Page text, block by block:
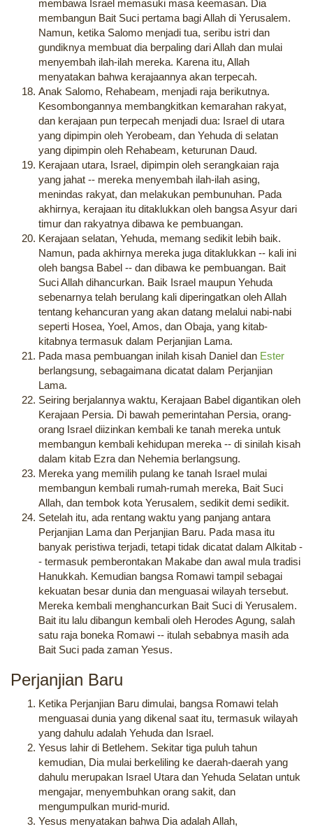
membawa Israel memasuki masa keemasan. Dia
membangun Bait Suci pertama bagi Allah di Yerusalem.
Namun, ketika Salomo menjadi tua, seribu istri dan
gundiknya membuat dia berpaling dari Allah dan mulai
menyembah ilah-ilah mereka. Karena itu, Allah
menyatakan bahwa kerajaannya akan terpecah.
Anak Salomo, Rehabeam, menjadi raja berikutnya.
Kesombongannya membangkitkan kemarahan rakyat,
dan kerajaan pun terpecah menjadi dua: Israel di utara
yang dipimpin oleh Yerobeam, dan Yehuda di selatan
yang dipimpin oleh Rehabeam, keturunan Daud.
Kerajaan utara, Israel, dipimpin oleh serangkaian raja
yang jahat -- mereka menyembah ilah-ilah asing,
menindas rakyat, dan melakukan pembunuhan. Pada
akhirnya, kerajaan itu ditaklukkan oleh bangsa Asyur dari
timur dan rakyatnya dibawa ke pembuangan.
Kerajaan selatan, Yehuda, memang sedikit lebih baik.
Namun, pada akhirnya mereka juga ditaklukkan -- kali ini
oleh bangsa Babel -- dan dibawa ke pembuangan. Bait
Suci Allah dihancurkan. Baik Israel maupun Yehuda
sebenarnya telah berulang kali diperingatkan oleh Allah
tentang kehancuran yang akan datang melalui nabi-nabi
seperti Hosea, Yoel, Amos, dan Obaja, yang kitab-
kitabnya termasuk dalam Perjanjian Lama.
Pada masa pembuangan inilah kisah Daniel dan Ester
berlangsung, sebagaimana dicatat dalam Perjanjian
Lama.
Seiring berjalannya waktu, Kerajaan Babel digantikan oleh
Kerajaan Persia. Di bawah pemerintahan Persia, orang-
orang Israel diizinkan kembali ke tanah mereka untuk
membangun kembali kehidupan mereka -- di sinilah kisah
dalam kitab Ezra dan Nehemia berlangsung.
Mereka yang memilih pulang ke tanah Israel mulai
membangun kembali rumah-rumah mereka, Bait Suci
Allah, dan tembok kota Yerusalem, sedikit demi sedikit.
Setelah itu, ada rentang waktu yang panjang antara
Perjanjian Lama dan Perjanjian Baru. Pada masa itu
banyak peristiwa terjadi, tetapi tidak dicatat dalam Alkitab -
- termasuk pemberontakan Makabe dan awal mula tradisi
Hanukkah. Kemudian bangsa Romawi tampil sebagai
kekuatan besar dunia dan menguasai wilayah tersebut.
Mereka kembali menghancurkan Bait Suci di Yerusalem.
Bait itu lalu dibangun kembali oleh Herodes Agung, salah
satu raja boneka Romawi -- itulah sebabnya masih ada
Bait Suci pada zaman Yesus.
Perjanjian Baru
Ketika Perjanjian Baru dimulai, bangsa Romawi telah
menguasai dunia yang dikenal saat itu, termasuk wilayah
yang dahulu adalah Yehuda dan Israel.
Yesus lahir di Betlehem. Sekitar tiga puluh tahun
kemudian, Dia mulai berkeliling ke daerah-daerah yang
dahulu merupakan Israel Utara dan Yehuda Selatan untuk
mengajar, menyembuhkan orang sakit, dan
mengumpulkan murid-murid.
Yesus menyatakan bahwa Dia adalah Allah,